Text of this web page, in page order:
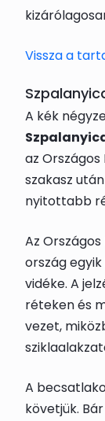
Vissza a
A kék
az
szakasz
nyitottabb
Az
ország
vidéke. A
réteken és
vezet,
A
követjük.